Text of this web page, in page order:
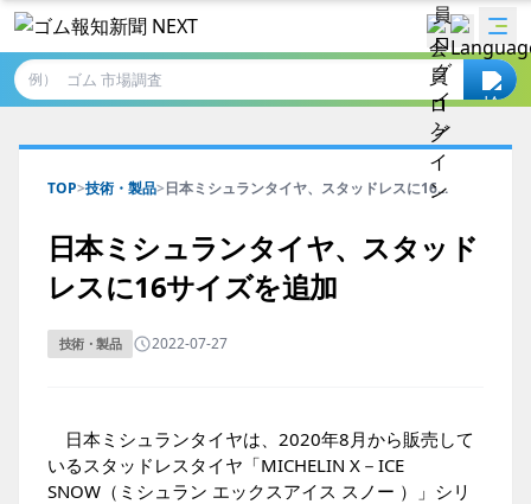
例）
TOP>技術・製品>日本ミシュランタイヤ、スタッドレスに16...
日本ミシュランタイヤ、スタッド
レスに16サイズを追加
技術・製品 2022-07-27
日本ミシュランタイヤは、2020年8月から販売して
いるスタッドレスタイヤ「MICHELIN X－ICE
SNOW（ミシュラン エックスアイス スノー ）」シリ